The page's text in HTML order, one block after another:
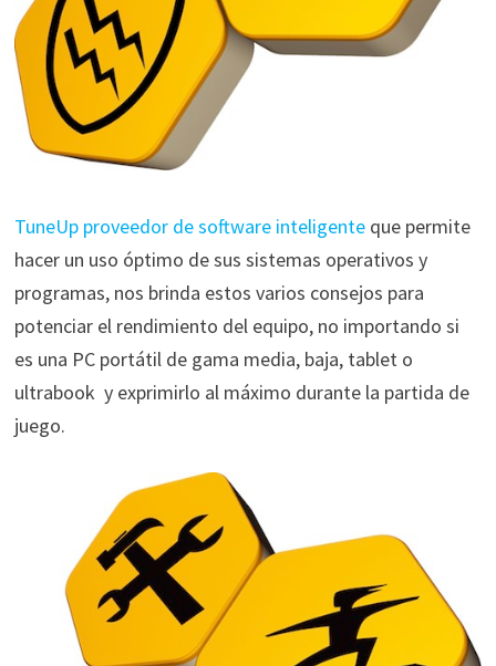
TuneUp proveedor de software inteligenteque permite
hacer un uso óptimo de sus sistemas operativos y
programas, nos brinda estos varios consejos para
potenciar el rendimiento del equipo, no importando si
es una PC portátil de gama media, baja, tablet o
ultrabook y exprimirlo al máximo durante la partida de
juego.